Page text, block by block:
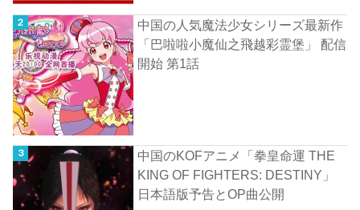
中国の人気魔法少女シリーズ最新作
「巴啦啦小魔仙之飛越彩霊堡」 配信
開始 第1話
中国のKOFアニメ「拳皇命運 THE
KING OF FIGHTERS: DESTINY」
日本語版予告とOP曲公開